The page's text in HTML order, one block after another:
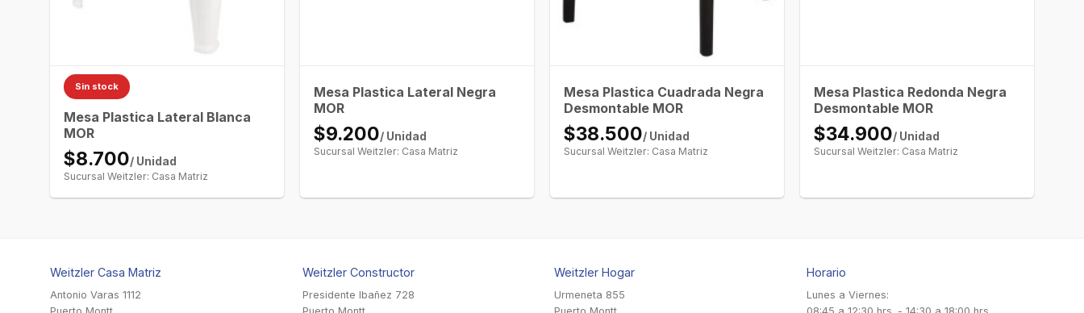
Sin stock
Mesa Plastica Lateral Blanca
MOR
$8.700/ Unidad
Sucursal Weitzler: Casa Matriz
Mesa Plastica Lateral Negra
MOR
$9.200/ Unidad
Sucursal Weitzler: Casa Matriz
Mesa Plastica Cuadrada Negra
Desmontable MOR
$38.500/ Unidad
Sucursal Weitzler: Casa Matriz
Mesa Plastica Redonda Negra
Desmontable MOR
$34.900/ Unidad
Sucursal Weitzler: Casa Matriz
Weitzler Casa Matriz
Antonio Varas 1112
Weitzler Constructor
Presidente Ibañez 728
Weitzler Hogar
Urmeneta 855
Horario
Lunes a Viernes: